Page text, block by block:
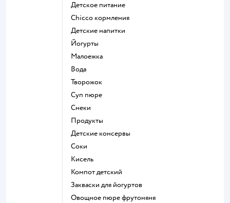
детское питание
chicco кормления
детские напитки
йогурты
малоежка
Вода
творожок
суп пюре
Снеки
Продукты
детские консервы
Соки
кисель
компот детский
Закваски для йогуртов
овощное пюре фрутоняня